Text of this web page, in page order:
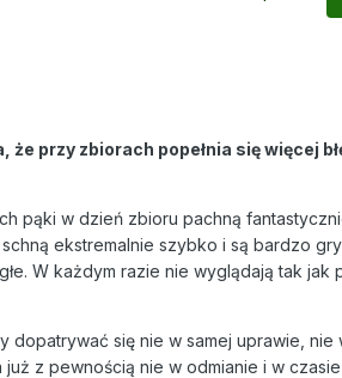
przy zbiorach popełnia się więcej
pąki w dzień zbioru pachną
ekstremalnie szybko i są bardzo
W każdym razie nie wyglądają tak jak
się nie w samej uprawie, nie
z pewnością nie w odmianie i w